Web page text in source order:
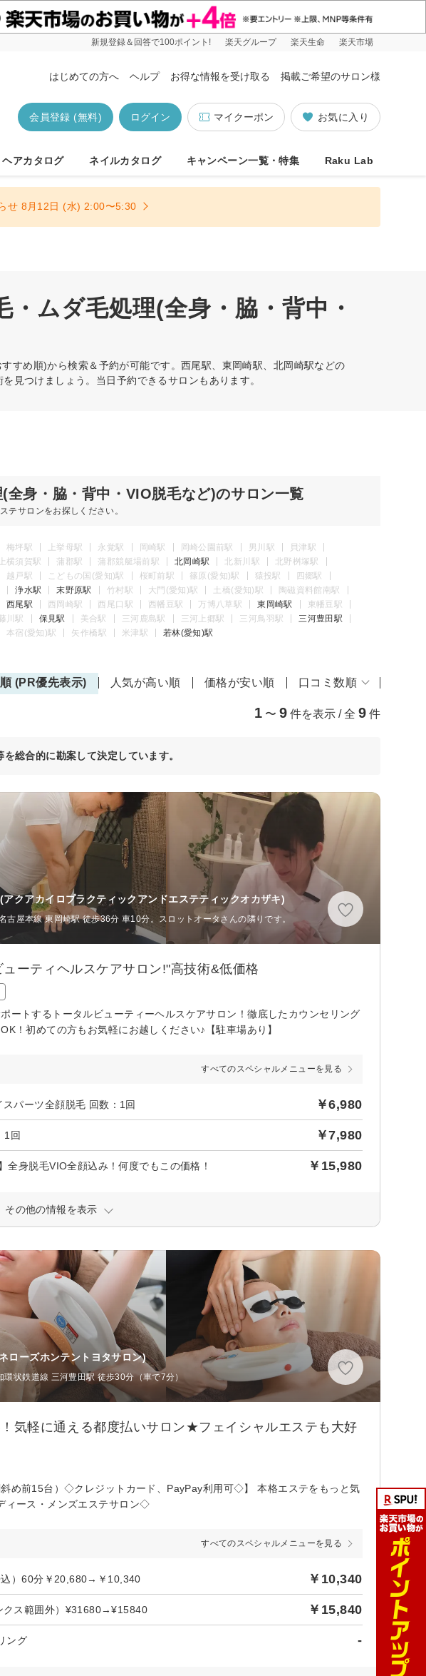
新規登録＆回答で100ポイント! 楽天グループ 楽天生命 楽天市場
はじめての方へ ヘルプ お得な情報を受け取る 掲載ご希望のサロン様
お気に入り
マイクーポン
ログイン
会員登録 (無料)
ヘアカタログ ネイルカタログ キャンペーン一覧・特集 Raku Lab
せ 8月12日 (水) 2:00〜5:30
ムダ毛処理(全身・脇・背中・
すめ順)から検索＆予約が可能です。西尾駅、東岡崎駅、北岡崎駅などの
見つけましょう。当日予約できるサロンもあります。
全身・脇・背中・VIO脱毛など)のサロン一覧
テサロンをお探しください。
梅坪駅 上挙母駅 永覚駅 岡崎駅 岡崎公園前駅 男川駅
貝津駅
上横須賀駅 蒲郡駅 蒲郡競艇場前駅 北岡崎駅 北新川駅
北野桝塚駅
越戸駅 こどもの国(愛知)駅 桜町前駅 篠原(愛知)駅 猿投駅
四郷駅
浄水駅 末野原駅 竹村駅 大門(愛知)駅 土橋(愛知)駅
陶磁資料館南駅
西尾駅 西岡崎駅 西尾口駅 西幡豆駅 万博八草駅 東岡崎駅
東幡豆駅
川駅 保見駅 美合駅 三河鹿島駅 三河上郷駅 三河鳥羽駅
三河豊田駅
本宿(愛知)駅 矢作橋駅 米津駅 若林(愛知)駅
(PR優先表示) 人気が高い順 価格が安い順 口コミ数順
1 〜 9 件を表示 / 全 9 件
総合的に勘案して決定しています。
(アクアカイロプラクティックアンドエステティックオカザキ)
古屋本線 東岡崎駅 徒歩36分 車10分。スロットオータさんの隣りです。
ーティヘルスケアサロン!"高技術&低価格
ートするトータルビューティーヘルスケアサロン！徹底したカウンセリング
！初めての方もお気軽にお越しください♪【駐車場あり】
すべてのスペシャルメニューを見る
パーツ全顔脱毛 回数：1回 ￥6,980
1回 ￥7,980
全身脱毛VIO全顔込み！何度でもこの価格！ ￥15,980
その他の情報を表示
ローズホンテントヨタサロン)
環状鉄道線 三河豊田駅 徒歩30分（車で7分）
気軽に通える都度払いサロン★フェイシャルエステも大好
め前15台）◇クレジットカード、PayPay利用可◇】 本格エステをもっと気
ィース・メンズエステサロン◇
すべてのスペシャルメニューを見る
込）60分￥20,680→￥10,340 ￥10,340
クス範囲外）¥31680→¥15840 ￥15,840
ング -